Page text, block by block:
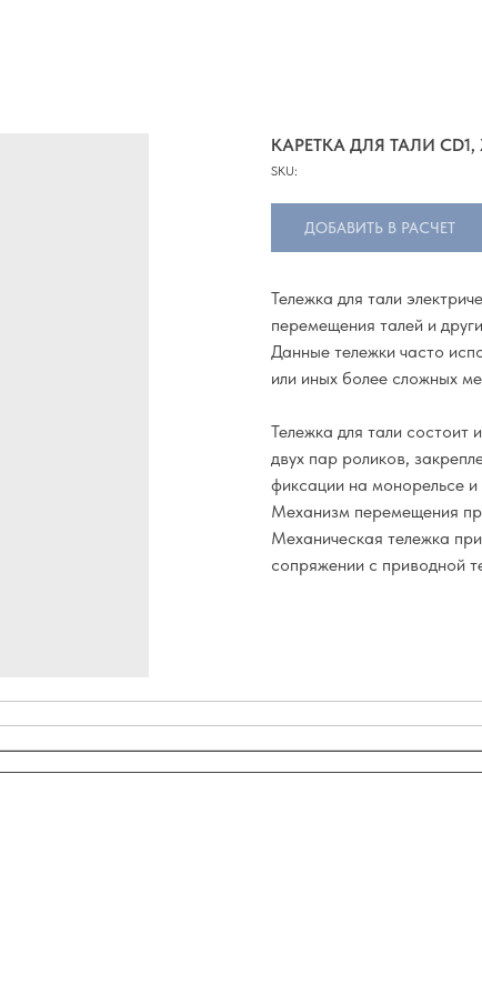
КАРЕТКА ДЛЯ ТАЛИ
SKU:
ДОБАВИТЬ В РАСЧЕТ
Тележка для тали
перемещения талей и
Данные тележки часто
или иных более сложных
Тележка для тали состоит
двух пар роликов,
фиксации на монорельсе и
Механизм перемещения
Механическая тележка
сопряжении с приводной